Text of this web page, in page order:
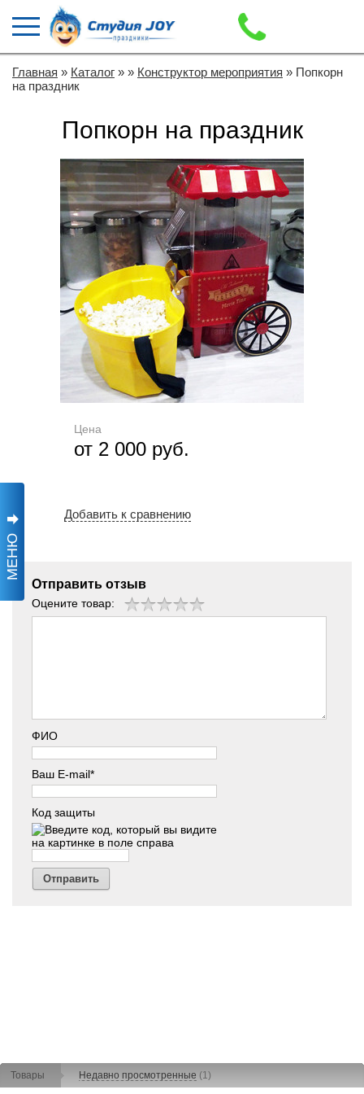
Главная » Каталог » » Конструктор мероприятия » Попкорн
на праздник
Попкорн на праздник
Цена
от 2 000 руб.
Добавить к сравнению
Отправить отзыв
Оцените товар:
ФИО
Ваш E-mail*
Код защиты
Отправить
Товары Недавно просмотренные (1)
МЕНЮ